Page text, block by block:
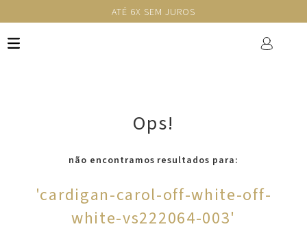
ATÉ 6X SEM JUROS
Ops!
não encontramos resultados para:
'cardigan-carol-off-white-off-
white-vs222064-003'